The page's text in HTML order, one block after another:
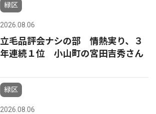
緑区
2026.08.06
立毛品評会ナシの部 情熱実り、３
年連続１位 小山町の宮田吉秀さん
緑区
2026.08.06